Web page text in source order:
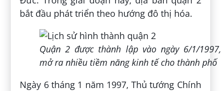
bắt đầu phát triển theo hướng đô thị hóa.
Quận 2 được thành lập vào ngày 6/1/1997,
mở ra nhiều tiềm năng kinh tế cho thành phố
Ngày 6 tháng 1 năm 1997, Thủ tướng Chính